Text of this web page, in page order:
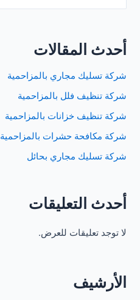
أحدث المقالات
شركة تسليك مجاري بالمزاحمية
شركة تنظيف فلل بالمزاحمية
شركة تنظيف خزانات بالمزاحمية
شركة مكافحة حشرات بالمزاحمية
شركة تسليك مجاري بحائل
أحدث التعليقات
لا توجد تعليقات للعرض.
الأرشيف